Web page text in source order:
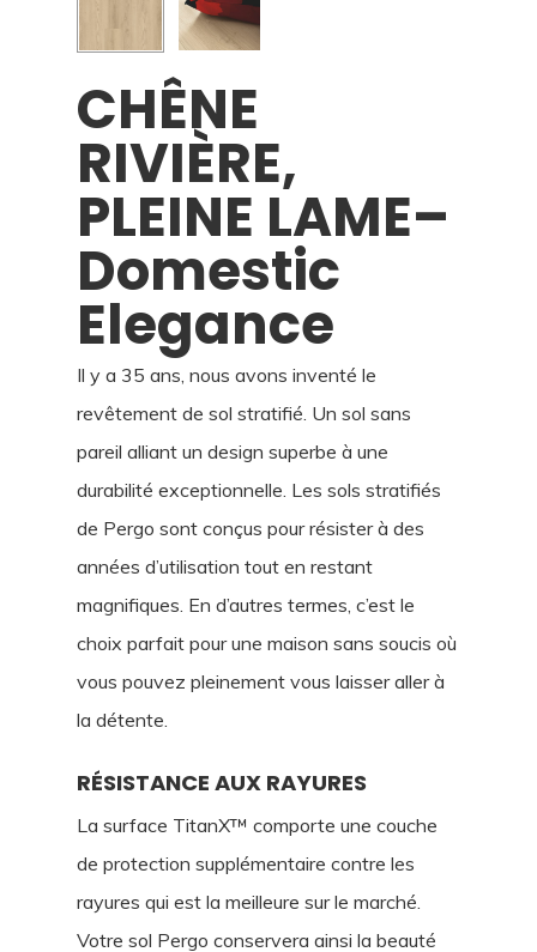
CHÊNE
RIVIÈRE,
PLEINE LAME–
Domestic
Elegance
Il y a 35 ans, nous avons inventé le
revêtement de sol stratifié. Un sol sans
pareil alliant un design superbe à une
durabilité exceptionnelle. Les sols stratifiés
de Pergo sont conçus pour résister à des
années d’utilisation tout en restant
magnifiques. En d’autres termes, c’est le
choix parfait pour une maison sans soucis où
vous pouvez pleinement vous laisser aller à
la détente.
RÉSISTANCE AUX RAYURES
La surface TitanX™ comporte une couche
de protection supplémentaire contre les
rayures qui est la meilleure sur le marché.
Votre sol Pergo conservera ainsi la beauté